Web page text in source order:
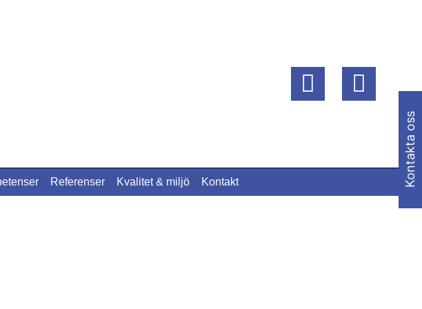
Referenser Kvalitet & miljö Kontakt Kontakta oss